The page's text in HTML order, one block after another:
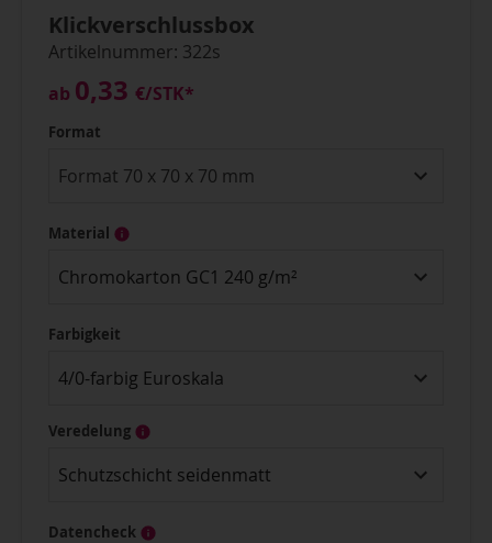
Klickverschlussbox
Artikelnummer: 322s
ab 0,33 €/STK*
Format
Material
Chromokarton GC1 240 g/m²
Farbigkeit
4/0-farbig Euroskala
Veredelung
Schutzschicht seidenmatt
Datencheck